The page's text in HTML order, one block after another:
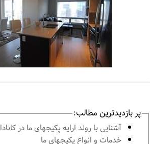
پر بازدیدترین مطالب:
آشنايى با روند ارايه پكيجهاى ما در كانادا
خدمات و انواع پكيجهاى ما